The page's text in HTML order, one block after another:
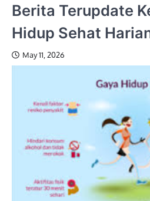
Berita Terupdate
Hidup Sehat
May 11, 2026